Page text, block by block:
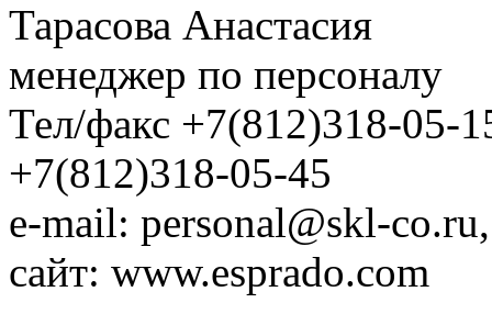
Тарасова Анастасия
менеджер по персоналу
Тел/факс +7(812)318-05-
+7(812)318-05-45
e-mail: personal@skl-
сайт: www.esprado.com